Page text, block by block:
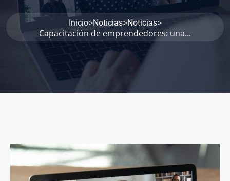
Inicio>Noticias>Noticias>
Capacitación de emprendedores: una...